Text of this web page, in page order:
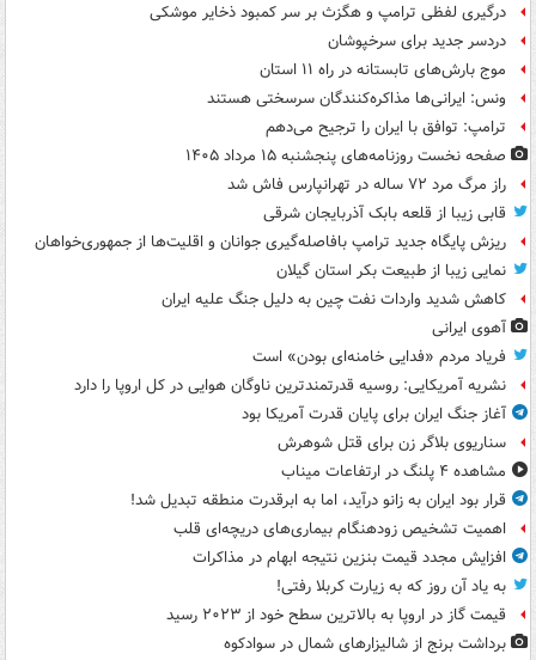
درگیری لفظی ترامپ و هگزث بر سر کمبود ذخایر موشکی
دردسر جدید برای سرخپوشان
موج بارش‌های تابستانه در راه ۱۱ استان
ونس: ایرانی‌ها مذاکره‌کنندگان سرسختی هستند
ترامپ: توافق با ایران را ترجیح می‌دهم
صفحه نخست روزنامه‌های پنجشنبه ۱۵ مرداد ۱۴۰۵
راز مرگ مرد ۷۲ ساله در تهرانپارس فاش شد
قابی زیبا از قلعه بابک آذربایجان شرقی
ریزش پایگاه جدید ترامپ بافاصله‌گیری جوانان و اقلیت‌ها از جمهوری‌خواهان
نمایی زیبا از طبیعت بکر استان گیلان
کاهش شدید واردات نفت چین به دلیل جنگ علیه ایران
آهوی ایرانی
فریاد مردم «فدایی خامنه‌ای بودن» است
نشریه آمریکایی: روسیه قدرتمندترین ناوگان هوایی در کل اروپا را دارد
آغاز جنگ ایران برای پایان قدرت آمریکا بود
سناریوی بلاگر زن برای قتل شوهرش
مشاهده ۴ پلنگ در ارتفاعات میناب
قرار بود ایران به زانو درآید، اما به ابرقدرت منطقه تبدیل شد!
اهمیت تشخیص زودهنگام بیماری‌های دریچه‌ای قلب
افزایش مجدد قیمت بنزین نتیجه ابهام در مذاکرات
به یاد آن روز که به زیارت کربلا رفتی!
قیمت گاز در اروپا به بالاترین سطح خود از ۲۰۲۳ رسید
برداشت برنج از شالیزارهای شمال در سوادکوه